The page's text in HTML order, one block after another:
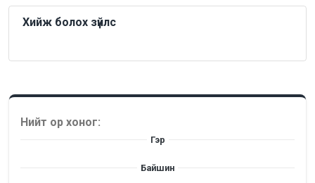
Хийж болох зүйлс
Нийт ор хоног:
Гэр
Байшин